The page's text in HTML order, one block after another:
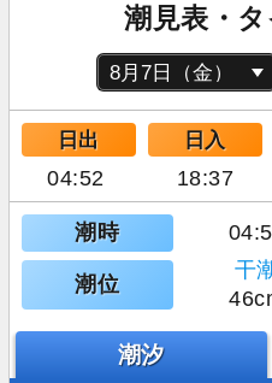
潮見表・
日出 日入
04:52 18:37
潮時
潮位
干
潮汐